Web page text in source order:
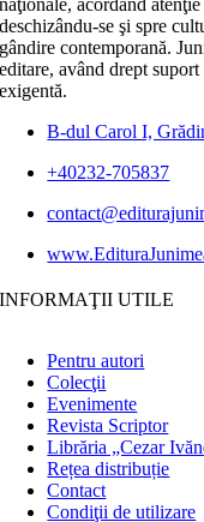
naţionale, acordând
deschizându-se şi spre
gândire contemporană.
editare, având drept
exigentă.
B-dul Carol I,
+40232-705837
INFORMAŢII UTILE
Pentru autori
Colecţii
Evenimente
Revista Scriptor
Librăria „Cezar
Rețea distribuție
Contact
Condiţii de utilizare